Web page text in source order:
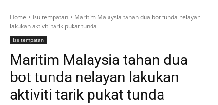
Home Isu tempatan
Maritim Malaysia tahan dua bot tunda nelayan
lakukan aktiviti tarik pukat tunda
Isu tempatan
Maritim Malaysia tahan dua
bot tunda nelayan lakukan
aktiviti tarik pukat tunda